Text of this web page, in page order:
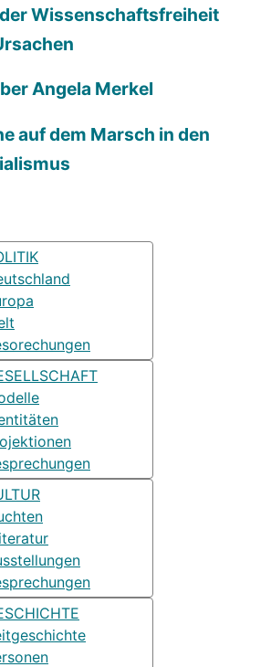
Wissenschaftsfreiheit
Angela Merkel
auf dem Marsch in den